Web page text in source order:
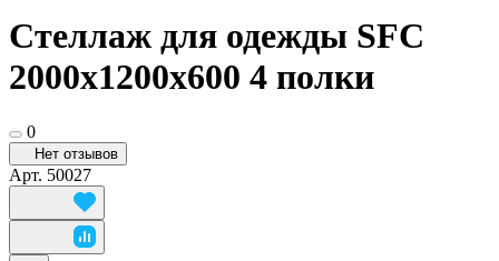
Стеллаж для одежды SFC
2000х1200х600 4 полки
0
Нет отзывов
Арт. 50027